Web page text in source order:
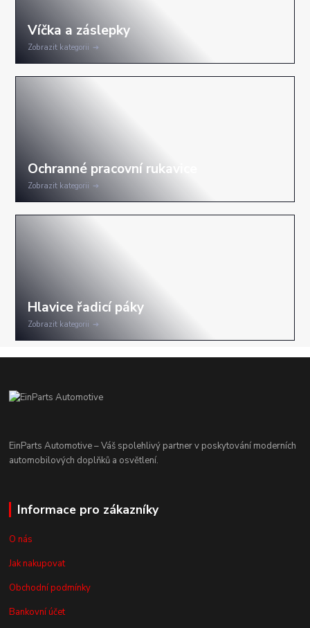
Zobrazit kategorii
Zobrazit kategorii
Zobrazit kategorii
EinParts Automotive – Váš spolehlivý partner v poskytování moderních
automobilových doplňků a osvětlení.
Informace pro zákazníky
O nás
Jak nakupovat
Obchodní podmínky
Bankovní účet